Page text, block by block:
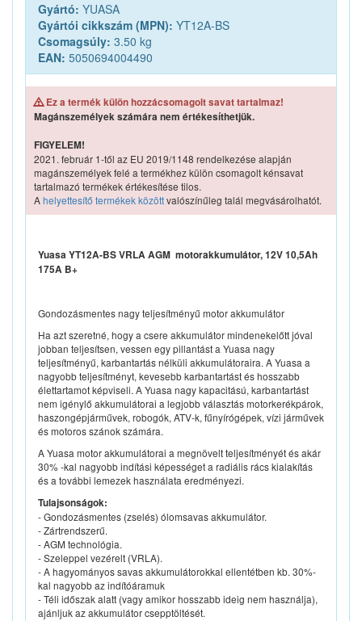
Gyártó: YUASA
Gyártói cikkszám (MPN): YT12A-BS
Csomagsúly: 3.50 kg
EAN: 5050694004490
Ez a termék külön hozzácsomagolt savat tartalmaz!
Magánszemélyek számára nem értékesíthetjük.
FIGYELEM!
2021. február 1-től az EU 2019/1148 rendelkezése alapján
magánszemélyek felé a termékhez külön csomagolt kénsavat
tartalmazó termékek értékesítése tilos.
Ahelyettesítő termékek közöttvalószínűleg talál megvásárolhatót.
Yuasa YT12A-BS VRLA AGM motorakkumulátor, 12V 10,5Ah
175A B+
Gondozásmentes nagy teljesítményű motor akkumulátor
Ha azt szeretné, hogy a csere akkumulátor mindenekelőtt jóval
jobban teljesítsen, vessen egy pillantást a Yuasa nagy
teljesítményű, karbantartás nélküli akkumulátoraira. A Yuasa a
nagyobb teljesítményt, kevesebb karbantartást és hosszabb
élettartamot képviseli. A Yuasa nagy kapacitású, karbantartást
nem igénylő akkumulátorai a legjobb választás motorkerékpárok,
haszongépjárművek, robogók, ATV-k, fűnyírógépek, vízi járművek
és motoros szánok számára.
A Yuasa motor akkumulátorai a megnövelt teljesítményét és akár
30% -kal nagyobb indítási képességet a radiális rács kialakítás
és a további lemezek használata eredményezi.
Tulajsonságok:
- Gondozásmentes (zselés) ólomsavas akkumulátor.
- Zártrendszerű.
- AGM technológia.
- Szeleppel vezérelt (VRLA).
- A hagyományos savas akkumulátorokkal ellentétben kb. 30%-
kal nagyobb az indítóáramuk
- Téli időszak alatt (vagy amikor hosszabb ideig nem használja),
ajánljuk az akkumulátor csepptöltését.